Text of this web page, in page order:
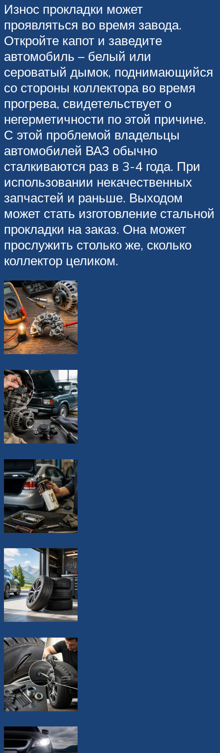
Износ прокладки может
проявляться во время завода.
Откройте капот и заведите
автомобиль – белый или
сероватый дымок, поднимающийся
со стороны коллектора во время
прогрева, свидетельствует о
негерметичности по этой причине.
С этой проблемой владельцы
автомобилей ВАЗ обычно
сталкиваются раз в 3-4 года. При
использовании некачественных
запчастей и раньше. Выходом
может стать изготовление стальной
прокладки на заказ. Она может
прослужить столько же, сколько
коллектор целиком.